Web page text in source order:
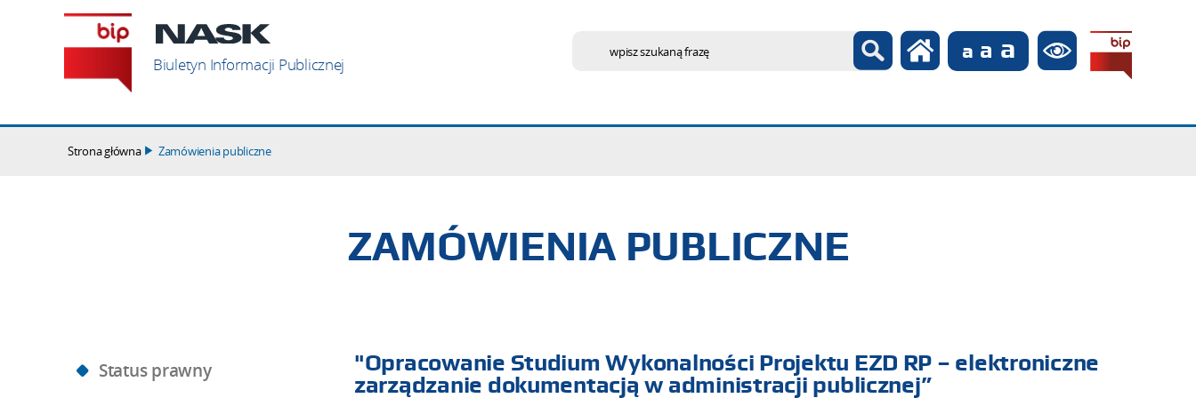
Biuletyn Informacji Publicznej
wpisz szukaną frazę
Strona główna Zamówienia publiczne
ZAMÓWIENIA PUBLICZNE
Status prawny
"Opracowanie Studium Wykonalności Projektu EZD RP – elektroniczne
zarządzanie dokumentacją w administracji publicznej”